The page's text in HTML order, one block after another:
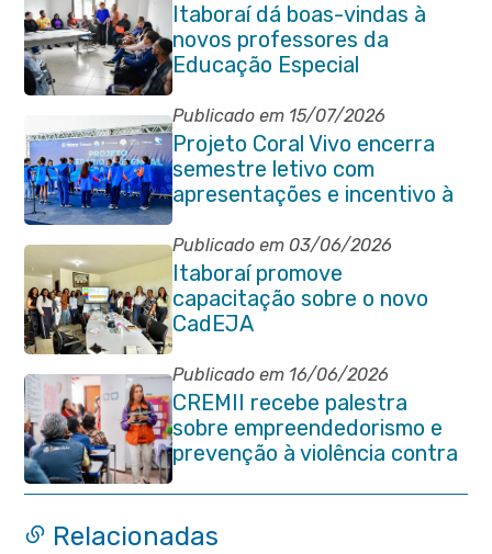
Itaboraí dá boas-vindas à
novos professores da
Educação Especial
Publicado em 15/07/2026
Projeto Coral Vivo encerra
semestre letivo com
apresentações e incentivo à
preservação ambiental em
Itaboraí
Publicado em 03/06/2026
Itaboraí promove
capacitação sobre o novo
CadEJA
Publicado em 16/06/2026
CREMII recebe palestra
sobre empreendedorismo e
prevenção à violência contra
a pessoa idosa
Relacionadas